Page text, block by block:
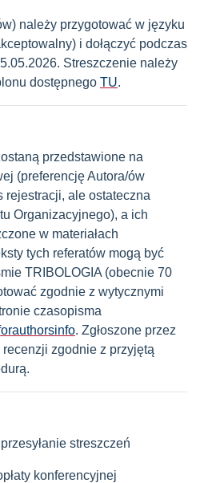
należy przygotować w języku
i dołączyć podczas
Streszczenie należy
dostępnego TU.
przedstawione na
(preferencję Autora/ów
rejestracji, ale ostateczna
Organizacyjnego), a ich
w materiałach
tych referatów mogą być
TRIBOLOGIA (obecnie 70
zgodnie z wytycznymi
czasopisma
. Zgłoszone przez
zgodnie z przyjętą
streszczeń
konferencyjnej